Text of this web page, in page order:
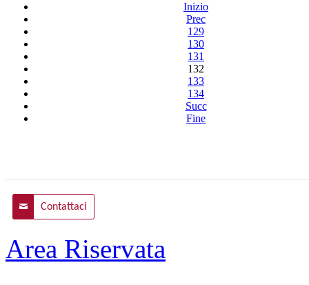
Inizio
Prec
129
130
131
132
133
134
Succ
Fine
Contattaci
Area Riservata